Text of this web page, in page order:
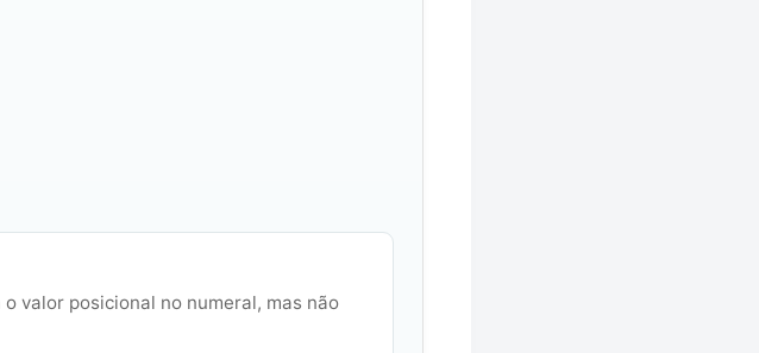
valor posicional no numeral, mas não